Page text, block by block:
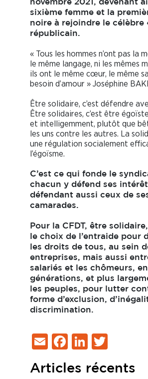
novembre 2021, devenant
sixième femme et la
noire à rejoindre le célèbre
républicain.
« Tous les hommes n’ont pas la
le même langage, ni les mêmes
ils ont le même cœur, le même
besoin d’amour » Joséphine
Être solidaire, c’est défendre
Être solidaires, c’est être
et intelligemment, plutôt que
les uns contre les autres. La
une régulation socialement
l’égoïsme.
C’est ce qui fonde le
chacun y défend ses
défendant aussi ceux de
camarades.
Pour la CFDT, être
le choix de l’entraide pour
les droits de tous, au sein
entreprises, mais aussi
salariés et les chômeurs,
générations, et plus
les peuples, pour lutter
forme d’exclusion,
discrimination.
EmailFacebook
LinkedIn
Articles récents